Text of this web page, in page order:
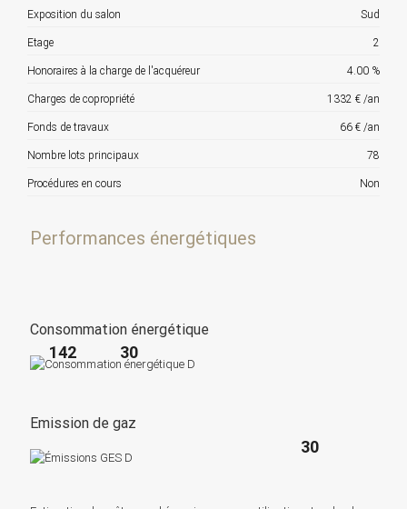
Exposition du salon Sud
Etage 2
Honoraires à la charge de l'acquéreur 4.00 %
Charges de copropriété 1332 € /an
Fonds de travaux 66 € /an
Nombre lots principaux 78
Procédures en cours Non
Performances énergétiques
Consommation énergétique
142 30
Emission de gaz
30